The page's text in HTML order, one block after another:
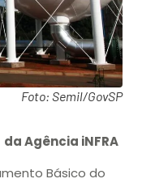
Foto: Semil/GovSP
da Agência iNFRA
Básico do